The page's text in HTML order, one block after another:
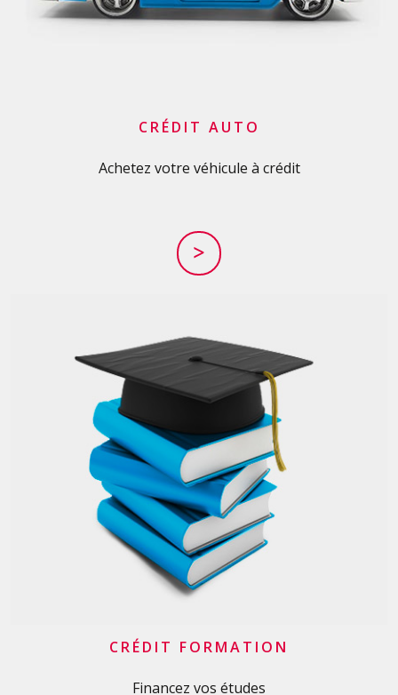
CRÉDIT AUTO
Achetez votre véhicule à crédit
>
CRÉDIT FORMATION
Financez vos études